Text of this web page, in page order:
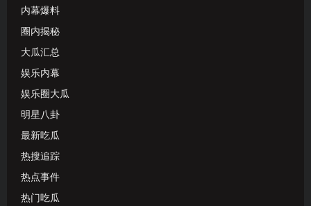
内幕爆料
圈内揭秘
大瓜汇总
娱乐内幕
娱乐圈大瓜
明星八卦
最新吃瓜
热搜追踪
热点事件
热门吃瓜